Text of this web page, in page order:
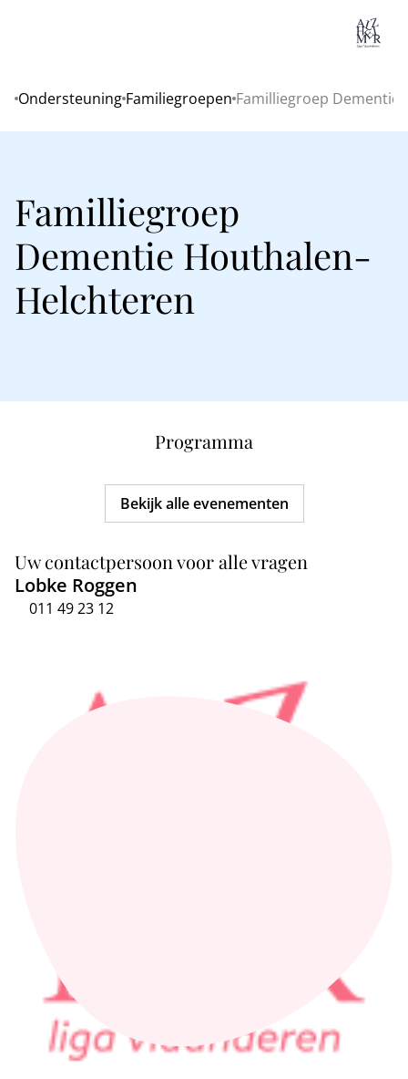
Home
Ondersteuning Familiegroepen Familliegroep
Familliegroep
Dementie Houthalen-
Helchteren
Programma
Bekijk alle evenementen
Uw contactpersoon voor alle vragen
Lobke Roggen
011 49 23 12